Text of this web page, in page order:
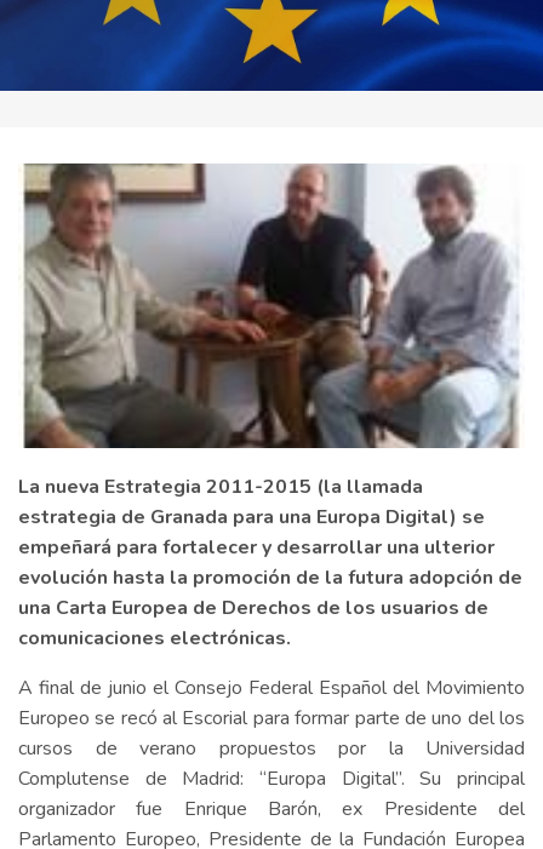
La nueva Estrategia 2011-2015 (la llamada
estrategia de Granada para una Europa Digital) se
empeñará para fortalecer y desarrollar una ulterior
evolución hasta la promoción de la futura adopción de
una Carta Europea de Derechos de los usuarios de
comunicaciones electrónicas.
A final de junio el Consejo Federal Español del Movimiento
Europeo se recó al Escorial para formar parte de uno del los
cursos de verano propuestos por la Universidad
Complutense de Madrid: “Europa Digital”. Su principal
organizador fue Enrique Barón, ex Presidente del
Parlamento Europeo, Presidente de la Fundación Europea